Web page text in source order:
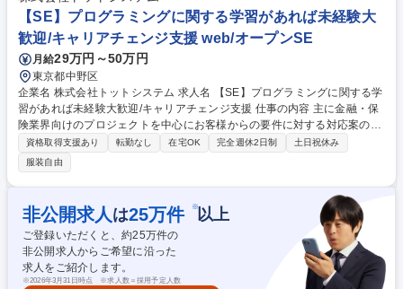
将来的には運用エンジニアのリーダー、インフラエンジニア、クラウドエ
ンジニア等を目指していただきます。 募集職種 第二新卒・未経験歓迎◎
【運用システムエンジニア】年休123日/40年黒字経営
【SE】プログラミングに関する学習があれば未経験大
歓迎/キャリアチェンジ支援 web/オープンSE
月給29万円～50万円
東京都中野区
企業名 株式会社トットシステム 求人名 【SE】プログラミングに関する学
習があれば未経験大歓迎/キャリアチェンジ支援 仕事の内容 主に金融・保
険業界向けのプロジェクトを中心にお客様からの要件に対する対応案の策
定・作業見積～設計、実装、テスト、リリース、稼働後のメンテナンスま
で、上流から下流まで一貫した工程をご担当いただきます。 生成AIを用い
たテストコードの自動生成・評価などのPoCも実施しています。一緒に働
くメンバーは当案件に長年関わってきたメンバーです。入社後は、ベテラ
ンのリーダーのもと、できる業務から少しずつ慣れていただきます。ま
た、業務の隙間時間等に、教材を用いて必要な知識を学習いただきます
が、その際、先輩社員から教えてもらうことも可能です。未経験でも安心
してスキルアップできる環境です。 募集職種 【SE】プログラミングに関
する学習があれば未経験大歓迎/キャリアチェンジ支援
資格取得支援あり 転勤なし 在宅OK 完全週休2日制
土日祝休み
服装自由
非公開求人 は25万件 ※以上
ご登録いただくと、約25万件の
非公開求人からご希望に沿った
求人をご紹介します。
※2026年3月31日時点 ※求人数＝採用予定人数